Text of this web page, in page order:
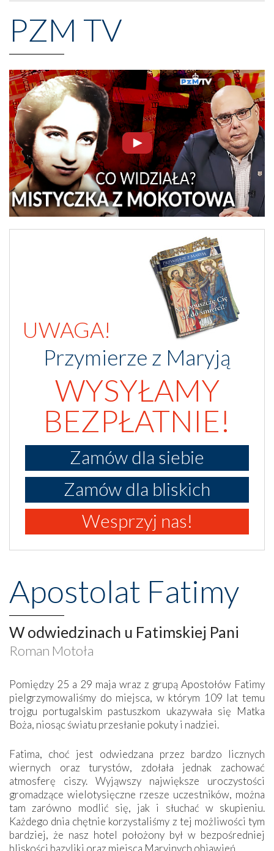
PZM TV
UWAGA!
Przymierze z Maryją
WYSYŁAMY
BEZPŁATNIE!
Zamów dla siebie
Zamów dla bliskich
Wesprzyj nas!
Apostolat Fatimy
W odwiedzinach u Fatimskiej Pani
Roman Motoła
Pomiędzy 25 a 29 maja wraz z grupą Apostołów Fatimy
pielgrzymowaliśmy do miejsca, w którym 109 lat temu
trojgu portugalskim pastuszkom ukazywała się Matka
Boża, niosąc światu przesłanie pokuty i nadziei.
Fatima, choć jest odwiedzana przez bardzo licznych
wiernych oraz turystów, zdołała jednak zachować
atmosferę ciszy. Wyjąwszy największe uroczystości
gromadzące wielotysięczne rzesze uczestników, można
tam zarówno modlić się, jak i słuchać w skupieniu.
Każdego dnia chętnie korzystaliśmy z tej możliwości tym
bardziej, że nasz hotel położony był w bezpośredniej
bliskości bazyliki oraz miejsca Maryjnych objawień.